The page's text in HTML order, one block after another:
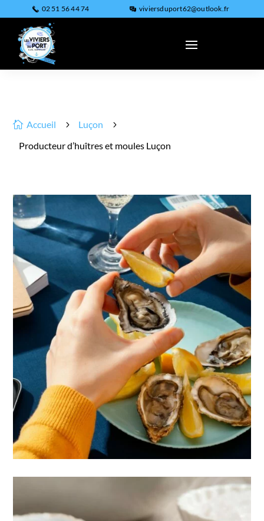
02 51 56 44 74 viviersduport62@outlook.fr
 Accueil 5 Luçon 5
Producteur d’huîtres et moules Luçon